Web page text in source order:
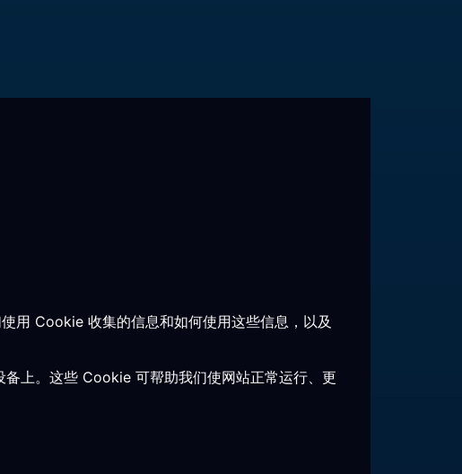
用 Cookie 收集的信息和如何使用这些信息，以及
上。这些 Cookie 可帮助我们使网站正常运行、更